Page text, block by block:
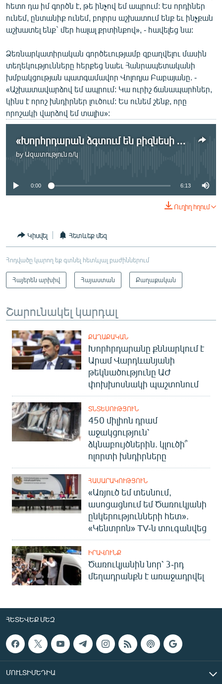
հետո դա իմ գործն է, թե ինչով եմ ապրում: Ես որդիներ
ունեմ, ընտանիք ունեմ, բոլորս աշխատում ենք եւ ինչքան
աշխատել ենք` մեր հալալ քրտինքով», - հավելեց նա:
Ձեռնարկատիրական գործեւությամբ զբաղվելու մասին
տեղեկությունները հերքեց նաեւ Հանրապետականի
խմբակցության պատգամավոր Վոլոդյա Բաբայանը. -
«Աշխատավարձով եմ ապրում: Կա ուրիշ ճանապարհներ,
կինս է որոշ խնդիրներ լուծում: Ես ունեմ շենք, որը
որոշակի վարձով եմ տալիս»:
«Խորհրդարան ձգտում են բիզնեսի տանիք ունենալու համար»
by Ազատություն ռ/կ
No media source currently available
0:00 6:13
Ուղիղ հղում
Կիսվել Հետևեք մեզ
Հոդվածը կարող եք գտնել հետևյալ բաժիններում
Հայերեն արխիվ Հայաստան Քաղաքական
Շարունակել կարդալ
ՔԱՂԱՔԱԿԱՆ
Խորհրդարանը քննարկում է
Արամ Վարդևանյանի
թեկնածությունը ԱԺ
փոխխոսնակի պաշտոնում
ՏՆՏԵՍՈՒԹՅՈՒՆ
450 միլիոն դրամ
աջակցություն՝
ձկնաբույծներին. կլուծի՞
ոլորտի խնդիրները
ՀԱՍԱՐԱԿՈՒԹՅՈՒՆ
«Առյուծ եմ տեսնում,
ասոցացնում եմ Ծառուկյանի
ընկերությունների հետ».
«Կենտրոն» TV-ն տուգանվեց
ԻՐԱՎՈՒՆՔ
Ծառուկյանին նոր՝ 3-րդ
մեղադրանքն է առաջադրվել
ՀԵՏԵՎԵՔ ՄԵԶ
ՄՈՒԼՏԻՄԵԴԻԱ